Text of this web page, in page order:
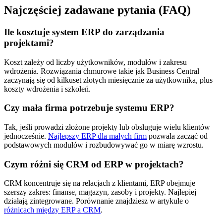
Najczęściej zadawane pytania (FAQ)
Ile kosztuje system ERP do zarządzania
projektami?
Koszt zależy od liczby użytkowników, modułów i zakresu
wdrożenia. Rozwiązania chmurowe takie jak Business Central
zaczynają się od kilkuset złotych miesięcznie za użytkownika, plus
koszty wdrożenia i szkoleń.
Czy mała firma potrzebuje systemu ERP?
Tak, jeśli prowadzi złożone projekty lub obsługuje wielu klientów
jednocześnie. Najlepszy ERP dla małych firm pozwala zacząć od
podstawowych modułów i rozbudowywać go w miarę wzrostu.
Czym różni się CRM od ERP w projektach?
CRM koncentruje się na relacjach z klientami, ERP obejmuje
szerszy zakres: finanse, magazyn, zasoby i projekty. Najlepiej
działają zintegrowane. Porównanie znajdziesz w artykule o
różnicach między ERP a CRM.